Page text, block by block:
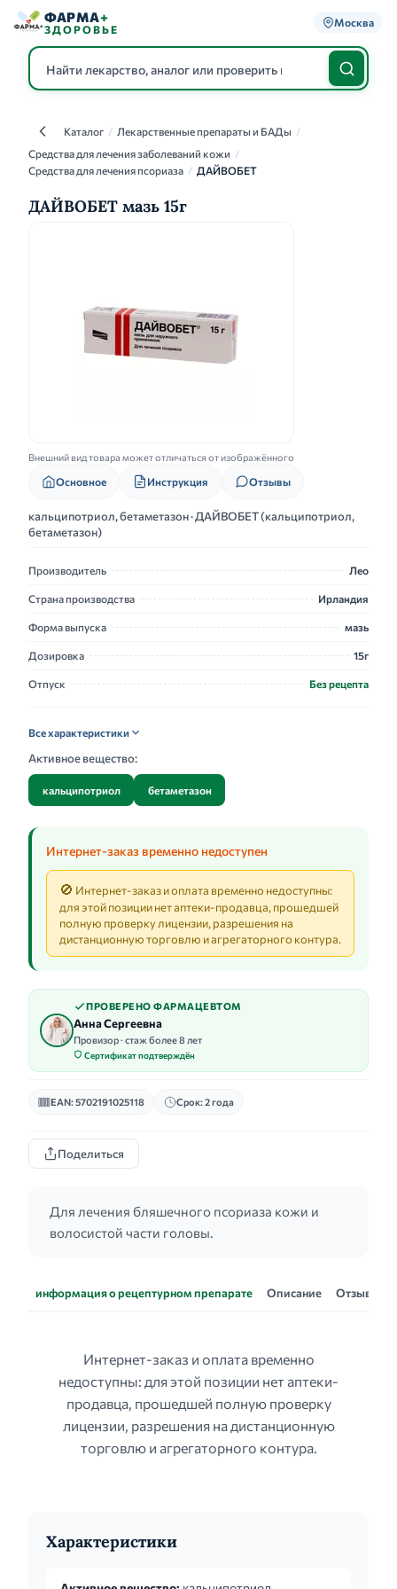
ФАРМА+
ЗДОРОВЬЕ
Москва
КаталогКаталог / Лекарственные препараты и БАДы /
Средства для лечения заболеваний кожи /
Средства для лечения псориаза / ДАЙВОБЕТ
ДАЙВОБЕТ мазь 15г
Внешний вид товара может отличаться от изображённого
Основное Инструкция Отзывы
кальципотриол, бетаметазон · ДАЙВОБЕТ (кальципотриол,
бетаметазон)
Производитель Лео
Страна производства Ирландия
Форма выпуска мазь
Дозировка 15г
Отпуск Без рецепта
Все характеристики
Активное вещество:
кальципотриол бетаметазон
Интернет-заказ временно недоступен
🚫 Интернет-заказ и оплата временно недоступны:
для этой позиции нет аптеки-продавца, прошедшей
полную проверку лицензии, разрешения на
дистанционную торговлю и агрегаторного контура.
ПРОВЕРЕНО ФАРМАЦЕВТОМ
Анна Сергеевна
Провизор · стаж более 8 лет
Сертификат подтверждён
EAN: 5702191025118 Срок: 2 года
Поделиться
Для лечения бляшечного псориаза кожи и
волосистой части головы.
информация о рецептурном препарате Описание Отзывы
Интернет-заказ и оплата временно
недоступны: для этой позиции нет аптеки-
продавца, прошедшей полную проверку
лицензии, разрешения на дистанционную
торговлю и агрегаторного контура.
Характеристики